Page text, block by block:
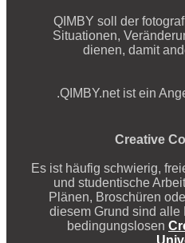
QIMBY soll der
Situationen,
dienen, damit
QIMBY.net ist ein
.
Creative
Es ist häufig schwierig,
und studentische
Plänen, Broschüren
diesem Grund sind alle
bedingungslosen